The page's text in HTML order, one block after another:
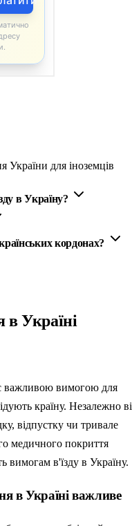
України для іноземців
в Україну?
кордонах?
в Україні
важливою вимогою для
країну. Незалежно
відпустку чи тривале
медичного покриття
вимогам в'їзду в Україну.
в Україні важливе